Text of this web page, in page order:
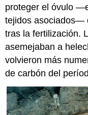
proteger elóvulo
tejidos asociados—
tras la fertilización.
asemejaban a
volvieron más
de carbón del